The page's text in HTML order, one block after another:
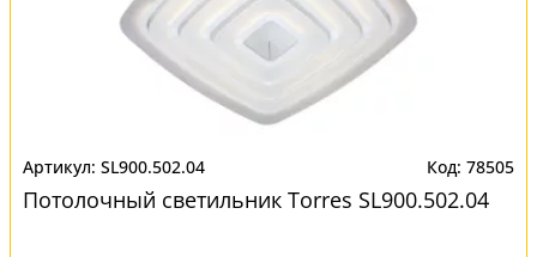
SL900.502.04 78505
Потолочный светильник Torres SL900.502.04